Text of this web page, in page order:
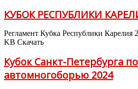
КУБОК РЕСПУБЛИКИ
Регламент Кубка Республики Карелия
KB Скачать
Кубок Санкт-Петербурга по
автомногоборью 2024